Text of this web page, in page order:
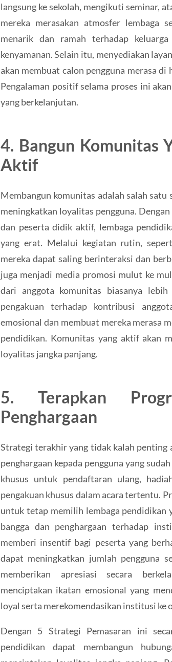
langsung ke sekolah, mengikuti seminar,
mereka merasakan atmosfer lembaga
menarik dan ramah terhadap
kenyamanan. Selain itu, menyediakan
akan membuat calon pengguna merasa
Pengalaman positif selama proses ini
yang berkelanjutan.
4. Bangun Komunitas
Aktif
Membangun komunitas adalah salah
meningkatkan loyalitas pengguna.
dan peserta didik aktif, lembaga
yang erat. Melalui kegiatan rutin,
mereka dapat saling berinteraksi dan
juga menjadi media promosi mulut ke
dari anggota komunitas biasanya
pengakuan terhadap kontribusi
emosional dan membuat mereka merasa
pendidikan. Komunitas yang aktif akan
loyalitas jangka panjang.
5. Terapkan
Penghargaan
Strategi terakhir yang tidak kalah penting
penghargaan kepada pengguna yang
khusus untuk pendaftaran ulang,
pengakuan khusus dalam acara tertentu.
untuk tetap memilih lembaga pendidikan
bangga dan penghargaan terhadap
memberi insentif bagi peserta yang
dapat meningkatkan jumlah pengguna
memberikan apresiasi secara
menciptakan ikatan emosional yang
loyal serta merekomendasikan institusi ke
Dengan 5 Strategi Pemasaran ini
pendidikan dapat membangun